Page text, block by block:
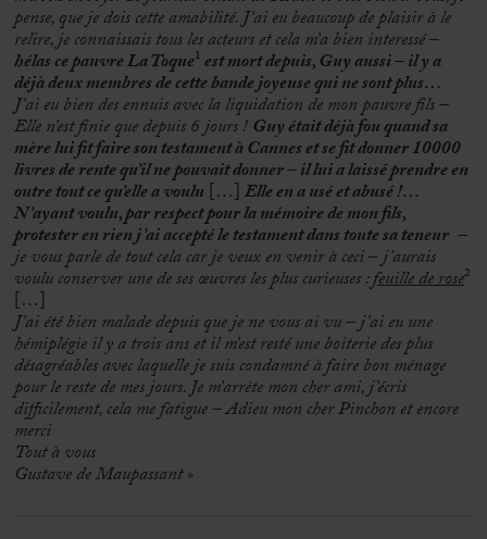
pense, que je dois cette amabilité. J’ai eu beaucoup de plaisir à le
relire, je connaissais tous les acteurs et cela m’a bien interessé –
hélas ce pauvre La Toque¹est mort depuis, Guy aussi – il y a
déjà deux membres de cette bande joyeuse qui ne sont plus…
J’ai eu bien des ennuis avec la liquidation de mon pauvre fils –
Elle n’est finie que depuis 6 jours !Guy était déjà fou quand sa
mère lui fit faire son testament à Cannes et se fit donner 10000
livres de rente qu’il ne pouvait donner – il lui a laissé prendre en
outre tout ce qu’elle a voulu […]Elle en a usé et abusé !…
N’ayant voulu, par respect pour la mémoire de mon fils,
protester en rien j’ai accepté le testament dans toute sa teneur –
je vous parle de tout cela car je veux en venir à ceci–j’aurais
voulu conserver une de ses œuvres les plus curieuses :feuille de rose²
[…]
J’ai été bien malade depuis que je ne vous ai vu – j’ai eu une
hémiplégie il y a trois ans et il m’est resté une boiterie des plus
désagréables avec laquelle je suis condamné à faire bon ménage
pour le reste de mes jours. Je m’arrête mon cher ami, j’écris
difficilement, cela me fatigue – Adieu mon cher Pinchon et encore
merci
Tout à vous
Gustave de Maupassant »